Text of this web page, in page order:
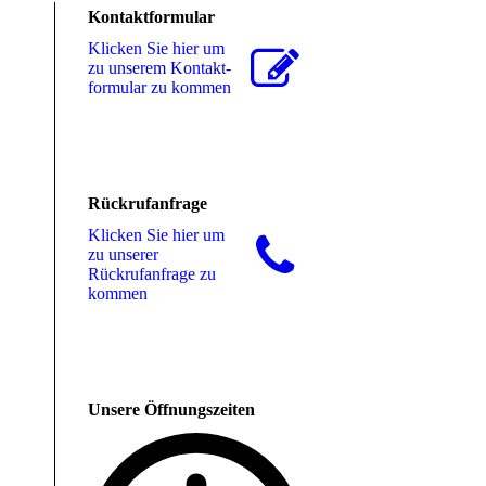
Kontaktformular
Klicken Sie hier um
zu unserem Kon­takt­
for­mu­lar zu kommen
Rückrufanfrage
Klicken Sie hier um
zu unserer
Rückrufanfrage zu
kommen
Unsere Öffnungszeiten